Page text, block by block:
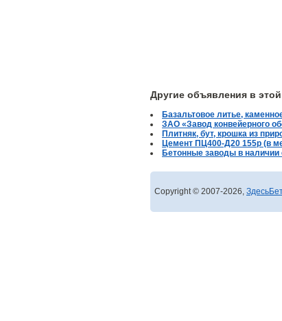
Другие объявления в
Базальтовое литье,
ЗАО «Завод конвейерного
Плитняк, бут, крошка из
Цемент ПЦ400-Д20 155р (в
Бетонные заводы в наличии
Copyright © 2007-2026,